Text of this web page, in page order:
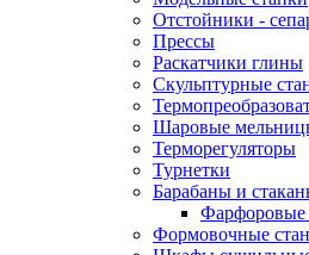
Отстойники -
Прессы
Раскатчики глины
Скульптурные
Шаровые
Терморегуляторы
Турнетки
Барабаны и
Фарфоровые
Формовочные